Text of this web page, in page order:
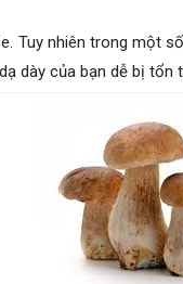
Tuy nhiên trong một
dày của bạn dễ bị tổn